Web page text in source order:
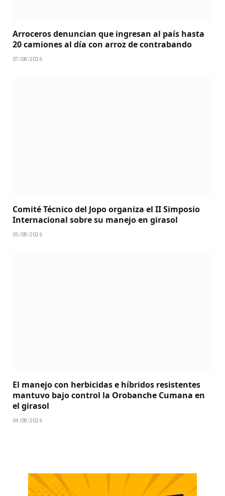
Arroceros denuncian que ingresan al país hasta
20 camiones al día con arroz de contrabando
07/08/2026
Comité Técnico del Jopo organiza el II Simposio
Internacional sobre su manejo en girasol
05/08/2026
El manejo con herbicidas e híbridos resistentes
mantuvo bajo control la Orobanche Cumana en
el girasol
04/08/2026